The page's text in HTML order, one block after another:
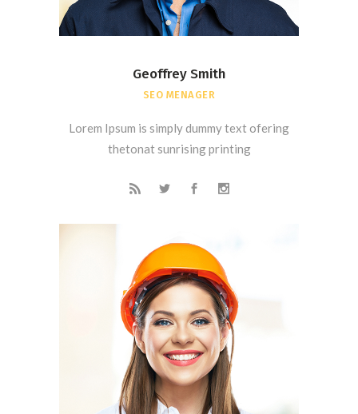
Geoffrey Smith
SEO MENAGER
Lorem Ipsum is simply dummy text ofering
thetonat sunrising printing